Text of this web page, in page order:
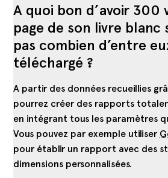
A quoi bon d’avoir 300
page de son livre blanc
pas combien d’entre
téléchargé ?
A partir des données recueillies
pourrez créer des rapports
en intégrant tous les paramètres
Vous pouvez par exemple utiliser
pour établir un rapport avec des
dimensions personnalisées.